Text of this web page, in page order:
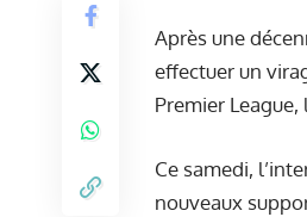
Après une
effectuer un
Premier
Ce samedi,
nouveaux